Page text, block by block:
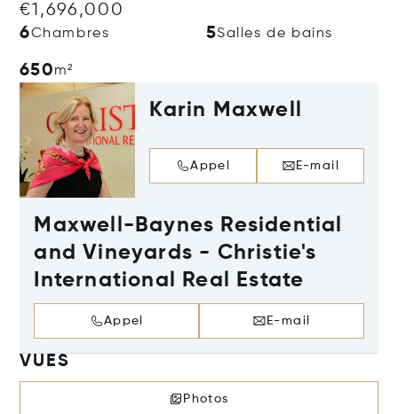
€1,696,000
6Chambres 5Salles de bains
650m²
Karin Maxwell
Appel E-mail
Maxwell-Baynes Residential
and Vineyards - Christie's
International Real Estate
Appel E-mail
VUES
Photos